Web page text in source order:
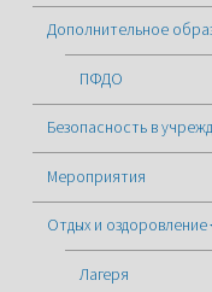
Дополнительное
ПФДО
Безопасность в
Мероприятия
Отдых и оздоровление
Лагеря